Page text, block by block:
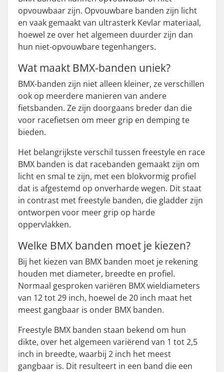
opvouwbaar zijn. Opvouwbare banden zijn licht
en vaak gemaakt van ultrasterk Kevlar materiaal,
hoewel ze over het algemeen duurder zijn dan
hun niet-opvouwbare tegenhangers.
Wat maakt BMX-banden uniek?
BMX-banden zijn niet alleen kleiner, ze verschillen
ook op meerdere manieren van andere
fietsbanden. Ze zijn doorgaans breder dan die
voor racefietsen om meer grip en demping te
bieden.
Het belangrijkste verschil tussen freestyle en race
BMX banden is dat racebanden gemaakt zijn om
licht en smal te zijn, met een blokvormig profiel
dat is afgestemd op onverharde wegen. Dit staat
in contrast met freestyle banden, die gladder zijn
ontworpen voor meer grip op harde
oppervlakken.
Welke BMX banden moet je kiezen?
Bij het kiezen van BMX banden moet je rekening
houden met diameter, breedte en profiel.
Normaal gesproken variëren BMX wieldiameters
van 12 tot 29 inch, hoewel de 20 inch maat het
meest gangbaar is onder BMX banden.
Freestyle BMX banden staan bekend om hun
dikte, over het algemeen variërend van 1 tot 2,5
inch in breedte, waarbij 2 inch het meest
gangbaar is. Dit resulteert in een band die een